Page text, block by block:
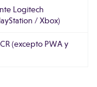
Logitech
/ Xbox)
(excepto PWA y